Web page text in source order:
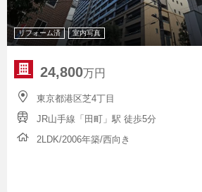
リフォーム済 室内写真
24,800万円
東京都港区芝4丁目
JR山手線「田町」駅 徒歩5分
2LDK/2006年築/西向き